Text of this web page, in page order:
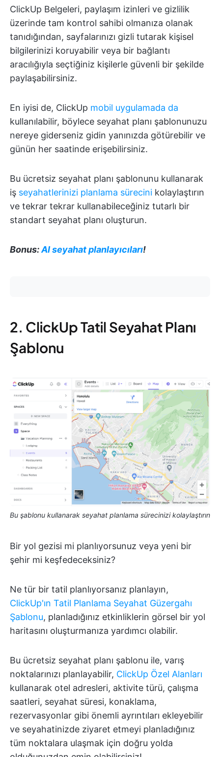
ClickUp Belgeleri, paylaşım izinleri ve gizlilik
üzerinde tam kontrol sahibi olmanıza olanak
tanıdığından, sayfalarınızı gizli tutarak kişisel
bilgilerinizi koruyabilir veya bir bağlantı
aracılığıyla seçtiğiniz kişilerle güvenli bir şekilde
paylaşabilirsiniz.
En iyisi de, ClickUp mobil uygulamada da
kullanılabilir, böylece seyahat planı şablonunuzu
nereye giderseniz gidin yanınızda götürebilir ve
günün her saatinde erişebilirsiniz.
Bu ücretsiz seyahat planı şablonunu kullanarak
iş seyahatlerinizi planlama sürecini kolaylaştırın
ve tekrar tekrar kullanabileceğiniz tutarlı bir
standart seyahat planı oluşturun.
Bonus:AI seyahat planlayıcıları!
2. ClickUp Tatil Seyahat Planı
Şablonu
Bu şablonu kullanarak seyahat planlama sürecinizi kolaylaştırın
Bir yol gezisi mi planlıyorsunuz veya yeni bir
şehir mi keşfedeceksiniz?
Ne tür bir tatil planlıyorsanız planlayın,
ClickUp'ın Tatil Planlama Seyahat Güzergahı
Şablonu, planladığınız etkinliklerin görsel bir yol
haritasını oluşturmanıza yardımcı olabilir.
Bu ücretsiz seyahat planı şablonu ile, varış
noktalarınızı planlayabilir, ClickUp Özel Alanları
kullanarak otel adresleri, aktivite türü, çalışma
saatleri, seyahat süresi, konaklama,
rezervasyonlar gibi önemli ayrıntıları ekleyebilir
ve seyahatinizde ziyaret etmeyi planladığınız
tüm noktalara ulaşmak için doğru yolda